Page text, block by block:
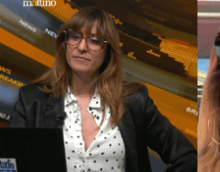
100 NOTIZIE, TG SPORTIVO
100 NOTIZIE, TG H 14:00
100 Sport Weekend, puntata
100 NOTIZIE, TG H 19:30 DEL
100 NOTIZIE, TG H 19:30 DELL’